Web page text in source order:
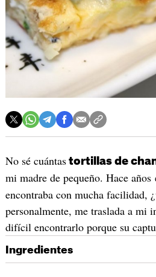
No sé cuántastortillas de
mi madre de pequeño. Hace años
encontraba con mucha facilidad,
personalmente, me traslada a mi
difícil encontrarlo porque su
Ingredientes